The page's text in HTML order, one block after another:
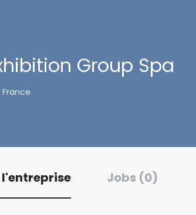
Group Spa
Jobs (0)